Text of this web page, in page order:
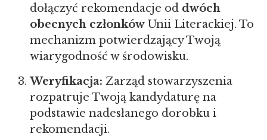
dołączyć rekomendacje od dwóch
obecnych członków Unii Literackiej. To
mechanizm potwierdzający Twoją
wiarygodność w środowisku.
Weryfikacja: Zarząd stowarzyszenia
rozpatruje Twoją kandydaturę na
podstawie nadesłanego dorobku i
rekomendacji.